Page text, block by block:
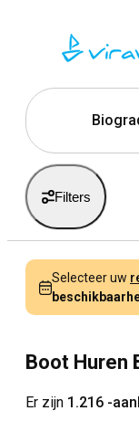
Filters
Selecteer uw
Boot Huren
Er zijn 1.216 -